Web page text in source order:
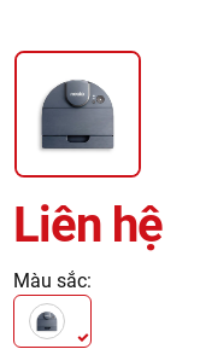
Liên hệ
Màu sắc: